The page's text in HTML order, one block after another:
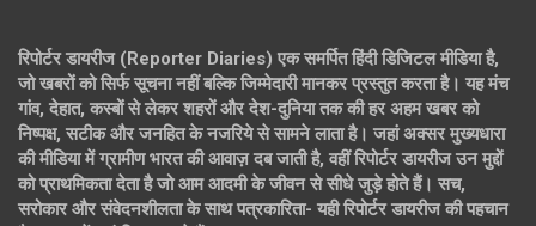
रिपोर्टर डायरीज (Reporter Diaries) एक समर्पित हिंदी डिजिटल मीडिया है,
जो खबरों को सिर्फ सूचना नहीं बल्कि जिम्मेदारी मानकर प्रस्तुत करता है। यह मंच
गांव, देहात, कस्बों से लेकर शहरों और देश-दुनिया तक की हर अहम खबर को
निष्पक्ष, सटीक और जनहित के नजरिये से सामने लाता है। जहां अक्सर मुख्यधारा
की मीडिया में ग्रामीण भारत की आवाज़ दब जाती है, वहीं रिपोर्टर डायरीज उन मुद्दों
को प्राथमिकता देता है जो आम आदमी के जीवन से सीधे जुड़े होते हैं। सच,
सरोकार और संवेदनशीलता के साथ पत्रकारिता- यही रिपोर्टर डायरीज की पहचान